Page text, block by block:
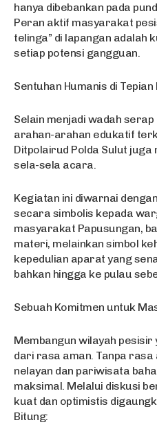
hanya dibebankan pada
Peran aktif masyarakat
telinga” di lapangan adalah
setiap potensi gangguan.
Sentuhan Humanis di Tepian
Selain menjadi wadah
arahan-arahan edukatif
Ditpolairud Polda Sulut juga
sela-sela acara.
Kegiatan ini diwarnai
secara simbolis kepada
masyarakat Papusungan,
materi, melainkan simbol
kepedulian aparat yang
bahkan hingga ke pulau
Sebuah Komitmen untuk
Membangun wilayah
dari rasa aman. Tanpa rasa
nelayan dan pariwisata
maksimal. Melalui diskusi
kuat dan optimistis
Bitung: